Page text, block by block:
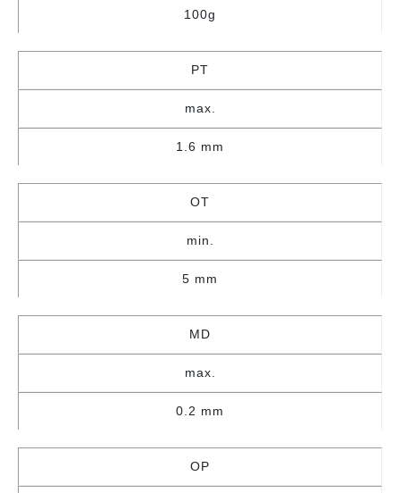
100g
PT
max.
1.6 mm
OT
min.
5 mm
MD
max.
0.2 mm
OP